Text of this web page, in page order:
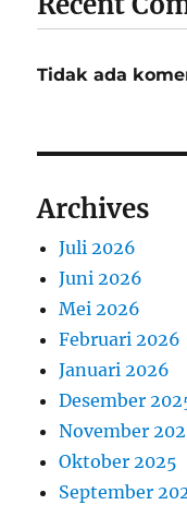
Tidak ada
Archives
Juli 2026
Juni 2026
Mei 2026
Februari 2026
Januari 2026
Desember
November
Oktober 2025
September